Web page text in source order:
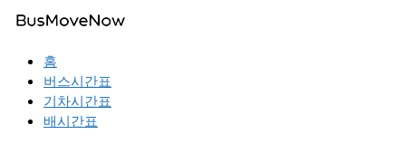
홈
버스시간표
기차시간표
배시간표